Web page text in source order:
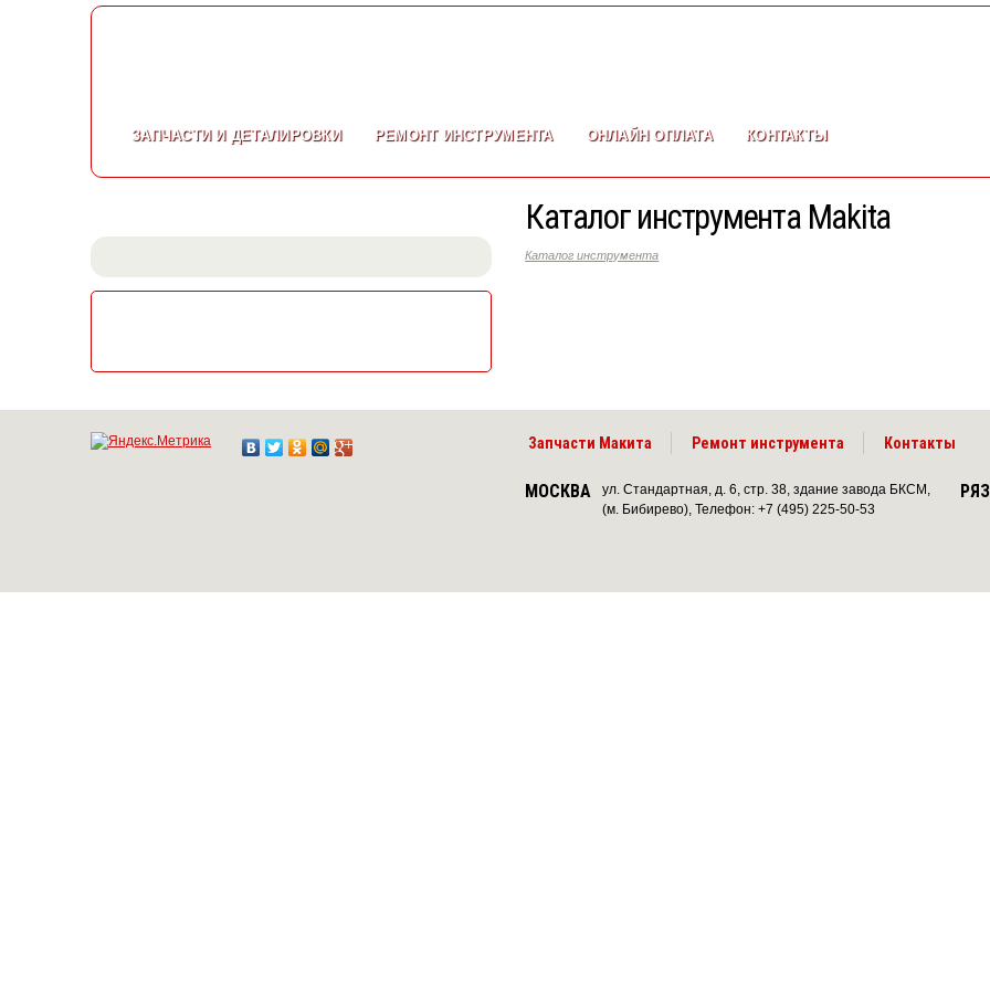
ЗАПЧАСТИИ ДЕТАЛИРОВКИ РЕМОНТИНСТРУМЕНТА ОНЛАЙН ОПЛАТА КОНТАКТЫ
Каталог инструмента Makita
Каталог инструмента
Запчасти Макита Ремонт инструмента Контакты
МОСКВА
ул. Стандартная, д. 6, стр. 38, здание завода БКСМ,
(м. Бибирево), Телефон: +7 (495) 225-50-53